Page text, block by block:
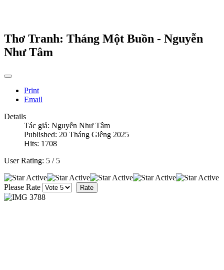
Thơ Tranh: Tháng Một Buồn - Nguyễn
Như Tâm
Print
Email
Details
Tác giả: Nguyễn Như Tâm
Published: 20 Tháng Giêng 2025
Hits: 1708
User Rating: 5 / 5
Please Rate